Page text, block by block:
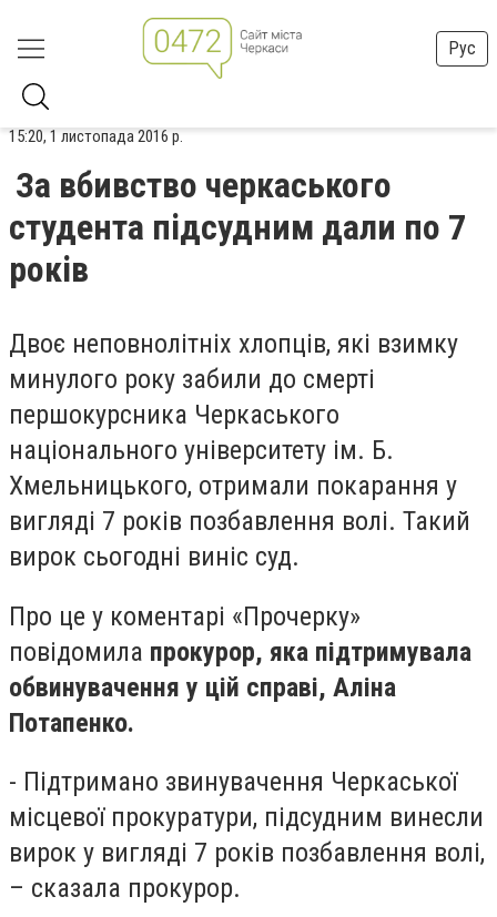
Рус
15:20, 1 листопада 2016 р.
За вбивство черкаського
студента підсудним дали по 7
років
Двоє неповнолітніх хлопців, які взимку
минулого року забили до смерті
першокурсника Черкаського
національного університету ім. Б.
Хмельницького, отримали покарання у
вигляді 7 років позбавлення волі. Такий
вирок сьогодні виніс суд.
Про це у коментарі «Прочерку»
повідомила прокурор, яка підтримувала
обвинувачення у цій справі, Аліна
Потапенко.
- Підтримано звинувачення Черкаської
місцевої прокуратури, підсудним винесли
вирок у вигляді 7 років позбавлення волі,
– сказала прокурор.